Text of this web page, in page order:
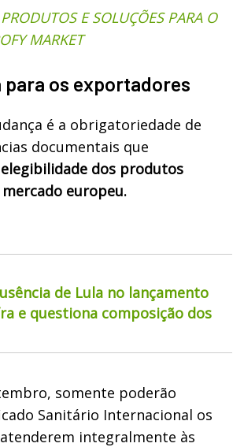
E SOLUÇÕES PARA O
MARKET
para os exportadores
é a obrigatoriedade de
documentais que
dos produtos
europeu.
de Lula no lançamento
e questiona composição dos
somente poderão
Sanitário Internacional os
integralmente às